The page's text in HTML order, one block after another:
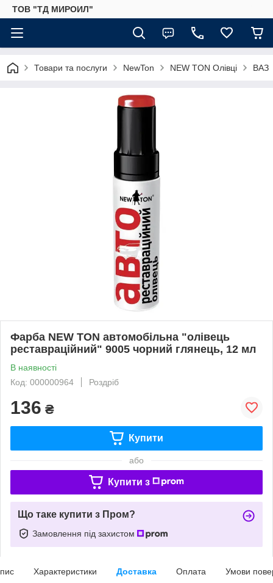
ТОВ "ТД МИРОИЛ"
Товари та послуги NewTon NEW TON Олівці ВАЗ
Фарба NEW TON автомобільна "олівець
реставраційний" 9005 чорний глянець, 12 мл
В наявності
Код: 000000964
Роздріб
136 ₴
Купити
або
Купити з
Що таке купити з Пром?
Замовлення під захистом
Характеристики Доставка Оплата Умови